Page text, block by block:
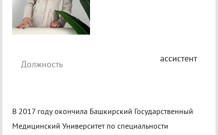
Должность
ассистент
В 2017 году окончила Башкирский Государственный
Медицинский Университет по специальности